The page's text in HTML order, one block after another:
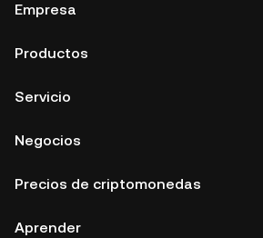
Empresa
Productos
Servicio
Negocios
Precios de criptomonedas
Aprender